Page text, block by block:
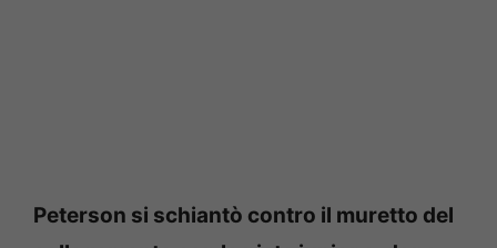
Peterson si schiantò contro il muretto del